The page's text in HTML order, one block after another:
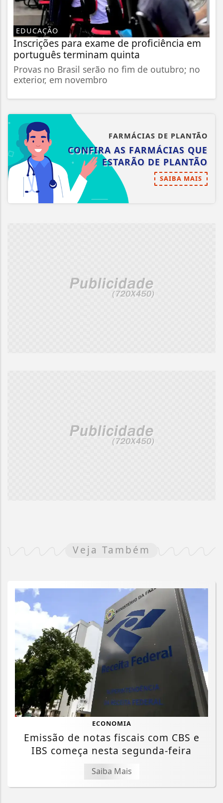
EDUCAÇÃO
Inscrições para exame de proficiência em
português terminam quinta
Provas no Brasil serão no fim de outubro; no
exterior, em novembro
FARMÁCIAS DE PLANTÃO
CONFIRA AS FARMÁCIAS QUE
ESTARÃO DE PLANTÃO
SAIBA MAIS
Veja Também
ECONOMIA
Emissão de notas fiscais com CBS e
IBS começa nesta segunda-feira
Saiba Mais